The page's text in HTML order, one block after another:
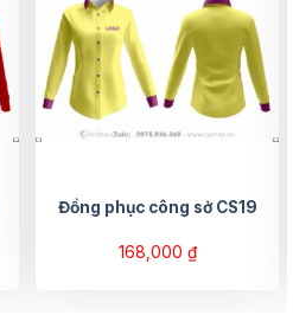
Đồng phục công sở CS19
168,000 ₫